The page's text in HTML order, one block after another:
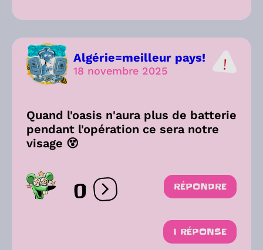
Algérie=meilleur pays!
18 novembre 2025
Quand l'oasis n'aura plus de batterie
pendant l'opération ce sera notre
visage 😵
0 Ouvrir les réactions
RÉPONDRE
1 RÉPONSE